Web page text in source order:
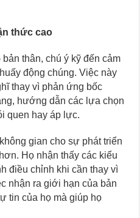
thức cao
thân, chú ý kỹ đến cảm
động chúng. Việc này
thay vì phản ứng bốc
hướng dẫn các lựa chọn
quen hay áp lực.
gian cho sự phát triển
Họ nhận thấy các kiểu
điều chỉnh khi cần thay vì
nhận ra giới hạn của bản
tin của họ mà giúp họ